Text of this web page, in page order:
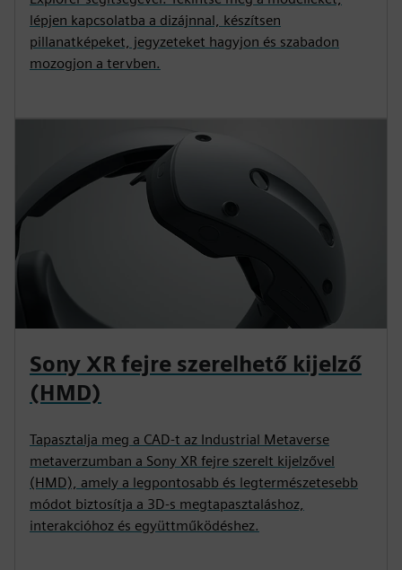
lépjen kapcsolatba a dizájnnal, készítsen
pillanatképeket, jegyzeteket hagyjon és szabadon
mozogjon a tervben.
Sony XR fejre szerelhető kijelző
(HMD)
Tapasztalja meg a CAD-t az Industrial Metaverse
metaverzumban a Sony XR fejre szerelt kijelzővel
(HMD), amely a legpontosabb és legtermészetesebb
módot biztosítja a 3D-s megtapasztaláshoz,
interakcióhoz és együttműködéshez.